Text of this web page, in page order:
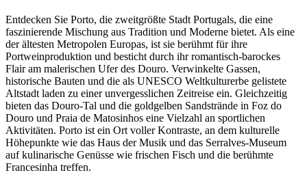
Entdecken Sie Porto, die zweitgrößte Stadt Portugals, die eine
faszinierende Mischung aus Tradition und Moderne bietet. Als eine
der ältesten Metropolen Europas, ist sie berühmt für ihre
Portweinproduktion und besticht durch ihr romantisch-barockes
Flair am malerischen Ufer des Douro. Verwinkelte Gassen,
historische Bauten und die als UNESCO Weltkulturerbe gelistete
Altstadt laden zu einer unvergesslichen Zeitreise ein. Gleichzeitig
bieten das Douro-Tal und die goldgelben Sandstrände in Foz do
Douro und Praia de Matosinhos eine Vielzahl an sportlichen
Aktivitäten. Porto ist ein Ort voller Kontraste, an dem kulturelle
Höhepunkte wie das Haus der Musik und das Serralves-Museum
auf kulinarische Genüsse wie frischen Fisch und die berühmte
Francesinha treffen.